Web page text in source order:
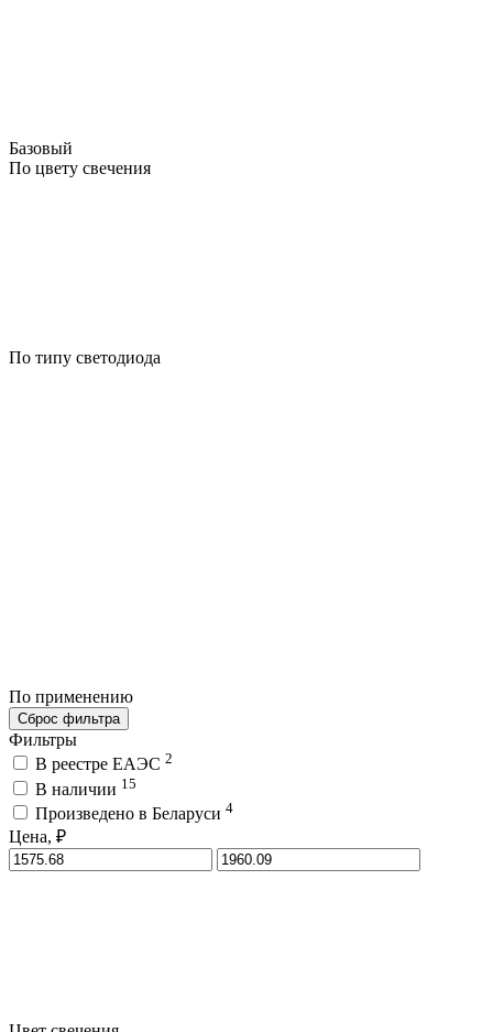
Базовый
По цвету свечения
По типу светодиода
По применению
Сброс фильтра
Фильтры
В реестре ЕАЭС 2
В наличии 15
Произведено в Беларуси 4
Цена, ₽